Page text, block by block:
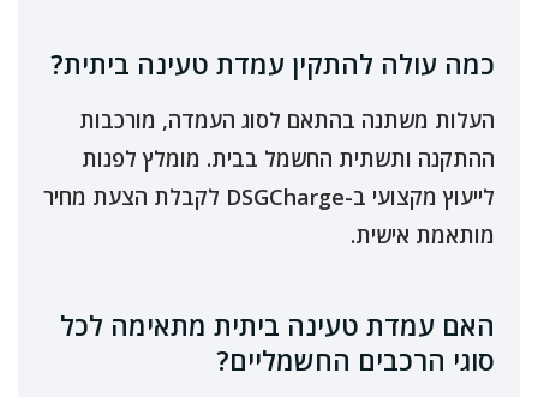
כמה עולה להתקין עמדת טעינה ביתית?
העלות משתנה בהתאם לסוג העמדה, מורכבות
ההתקנה ותשתית החשמל בבית. מומלץ לפנות
לייעוץ מקצועי ב-DSGCharge לקבלת הצעת מחיר
מותאמת אישית.
האם עמדת טעינה ביתית מתאימה לכל
סוגי הרכבים החשמליים?